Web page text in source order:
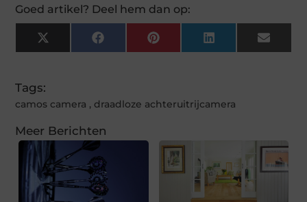
Goed artikel? Deel hem dan op:
X
(Twitter)
FacebookPinterestLinkedInEmail
Tags:
camos camera , draadloze achteruitrijcamera
Meer Berichten